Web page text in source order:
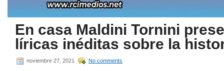
En casa Maldini Tornini
líricas inéditas sobre la
noviembre 27, 2021 No comments